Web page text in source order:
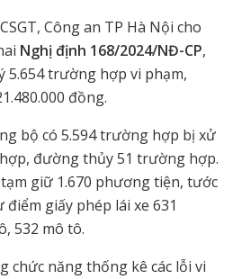
Công an TP Hà Nội cho
Nghị định 168/2024/NĐ-CP,
5.654 trường hợp vi phạm,
đồng.
bộ có 5.594 trường hợp bị xử
đường thủy 51 trường hợp.
giữ 1.670 phương tiện, tước
giấy phép lái xe 631
532 mô tô.
chức năng thống kê các lỗi vi